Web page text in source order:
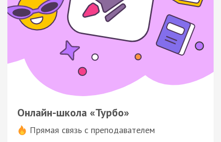
Онлайн-школа «Турбо»
Прямая связь с преподавателем